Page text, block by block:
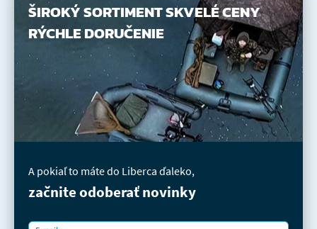
ŠIROKÝ SORTIMENTSKVELÉ CENY
RÝCHLE DORUČENIE
A pokiaľ to máte do Liberca ďaleko,
začnite odoberať novinky